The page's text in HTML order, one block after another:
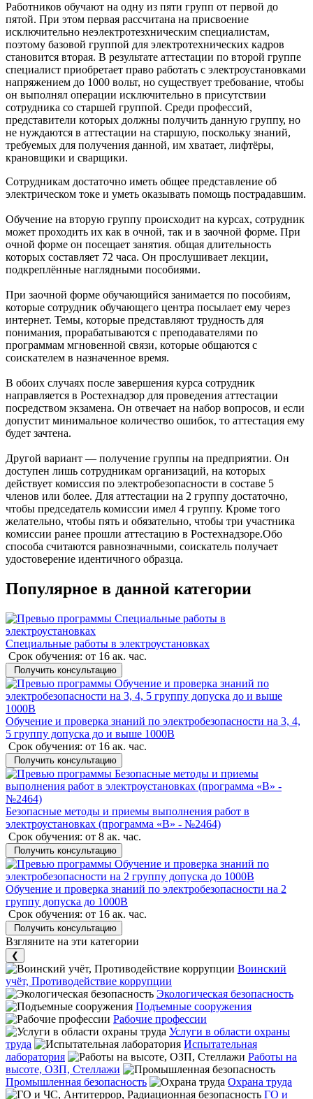
Работников обучают на одну из пяти групп от первой до
пятой. При этом первая рассчитана на присвоение
исключительно неэлектротезхническим специалистам,
поэтому базовой группой для электротехнических кадров
становится вторая. В результате аттестации по второй группе
специалист приобретает право работать с электроустановками
напряжением до 1000 вольт, но существует требование, чтобы
он выполнял операции исключительно в присутствии
сотрудника со старшей группой. Среди профессий,
представители которых должны получить данную группу, но
не нуждаются в аттестации на старшую, поскольку знаний,
требуемых для получения данной, им хватает, лифтёры,
крановщики и сварщики.
Сотрудникам достаточно иметь общее представление об
электрическом токе и уметь оказывать помощь пострадавшим.
Обучение на вторую группу происходит на курсах, сотрудник
может проходить их как в очной, так и в заочной форме. При
очной форме он посещает занятия. общая длительность
которых составляет 72 часа. Он прослушивает лекции,
подкреплённые наглядными пособиями.
При заочной форме обучающийся занимается по пособиям,
которые сотрудник обучающего центра посылает ему через
интернет. Темы, которые представляют трудность для
понимания, прорабатываются с преподавателями по
программам мгновенной связи, которые общаются с
соискателем в назначенное время.
В обоих случаях после завершения курса сотрудник
направляется в Ростехнадзор для проведения аттестации
посредством экзамена. Он отвечает на набор вопросов, и если
допустит минимальное количество ошибок, то аттестация ему
будет зачтена.
Другой вариант — получение группы на предприятии. Он
доступен лишь сотрудникам организаций, на которых
действует комиссия по электробезопасности в составе 5
членов или более. Для аттестации на 2 группу достаточно,
чтобы председатель комиссии имел 4 группу. Кроме того
желательно, чтобы пять и обязательно, чтобы три участника
комиссии ранее прошли аттестацию в Ростехнадзоре.Обо
способа считаются равнозначными, соискатель получает
удостоверение идентичного образца.
Популярное в данной категории
Специальные работы в электроустановках
Срок обучения: от 16 ак. час.
Получить консультацию
Обучение и проверка знаний по электробезопасности на 3, 4,
5 группу допуска до и выше 1000В
Срок обучения: от 16 ак. час.
Получить консультацию
Безопасные методы и приемы выполнения работ в
электроустановках (программа «В» - №2464)
Срок обучения: от 8 ак. час.
Получить консультацию
Обучение и проверка знаний по электробезопасности на 2
группу допуска до 1000В
Срок обучения: от 16 ак. час.
Получить консультацию
Взгляните на эти категории
❮
Воинский
учёт, Противодействие коррупции
Экологическая безопасность
Подъемные сооружения
Рабочие профессии
Услуги в области охраны
труда
Испытательная
лаборатория
Работы на
высоте, ОЗП, Стеллажи
Промышленная безопасность
Охрана труда
ГО и